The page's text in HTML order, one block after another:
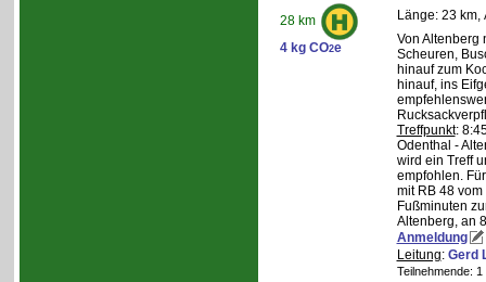
28 km
4 kg CO2e
Länge: 23 km,
Von Altenberg
Scheuren,
hinauf zum
hinauf, ins
Treffpunkt:
Odenthal -
wird ein Treff
empfohlen.
mit RB 48
Fußminuten
Altenberg, an
Anmeldung
Leitung: Gerd
Teilnehmende: